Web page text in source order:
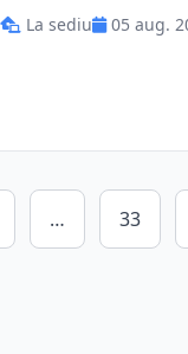
La sediu 05 aug.
… 33